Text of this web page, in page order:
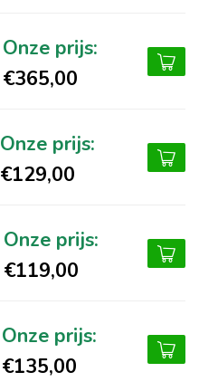
€365,00
€129,00
€119,00
€135,00